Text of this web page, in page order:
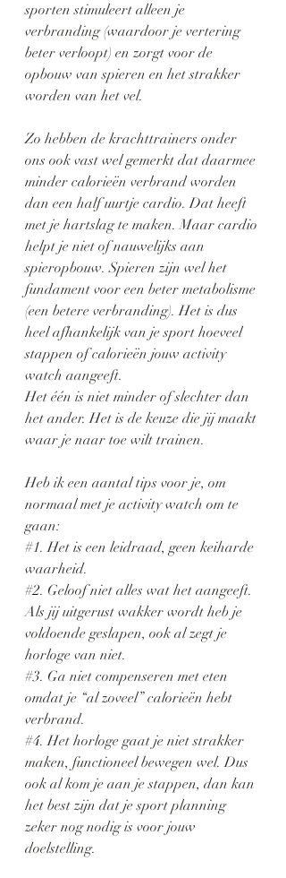
sporten stimuleert alleen je
verbranding (waardoor je vertering
beter verloopt) en zorgt voor de
opbouw van spieren en het strakker
worden van het vel.
Zo hebben de krachttrainers onder
ons ook vast wel gemerkt dat daarmee
minder calorieën verbrand worden
dan een half uurtje cardio. Dat heeft
met je hartslag te maken. Maar cardio
helpt je niet of nauwelijks aan
spieropbouw. Spieren zijn wel het
fundament voor een beter metabolisme
(een betere verbranding). Het is dus
heel afhankelijk van je sport hoeveel
stappen of calorieën jouw activity
watch aangeeft.
Het één is niet minder of slechter dan
het ander. Het is de keuze die jij maakt
waar je naar toe wilt trainen.
Heb ik een aantal tips voor je, om
normaal met je activity watch om te
gaan:
#1. Het is een leidraad, geen keiharde
waarheid.
#2. Geloof niet alles wat het aangeeft.
Als jij uitgerust wakker wordt heb je
voldoende geslapen, ook al zegt je
horloge van niet.
#3. Ga niet compenseren met eten
omdat je “al zoveel” calorieën hebt
verbrand.
#4. Het horloge gaat je niet strakker
maken, functioneel bewegen wel. Dus
ook al kom je aan je stappen, dan kan
het best zijn dat je sport planning
zeker nog nodig is voor jouw
doelstelling.